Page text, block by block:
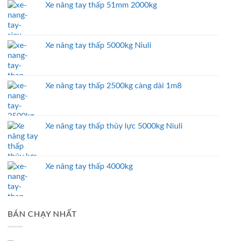
Xe nâng tay thấp 51mm 2000kg
Xe nâng tay thấp 5000kg Niuli
Xe nâng tay thấp 2500kg càng dài 1m8
Xe nâng tay thấp thủy lực 5000kg Niuli
Xe nâng tay thấp 4000kg
BÁN CHẠY NHẤT